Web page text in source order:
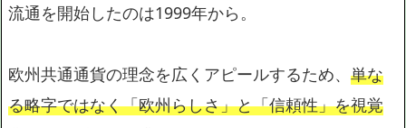
流通を開始したのは1999年から。
欧州共通通貨の理念を広くアピールするため、 単な
る略字ではなく「欧州らしさ」と「信頼性」を視覚